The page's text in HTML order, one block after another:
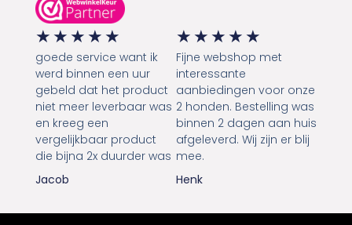
★ ★ ★ ★ ★
goede service want ik
werd binnen een uur
gebeld dat het product
niet meer leverbaar was
en kreeg een
vergelijkbaar product
die bijna 2x duurder was
Jacob
★ ★ ★ ★ ★
Fijne webshop met
interessante
aanbiedingen voor onze
2 honden. Bestelling was
binnen 2 dagen aan huis
afgeleverd. Wij zijn er blij
mee.
Henk